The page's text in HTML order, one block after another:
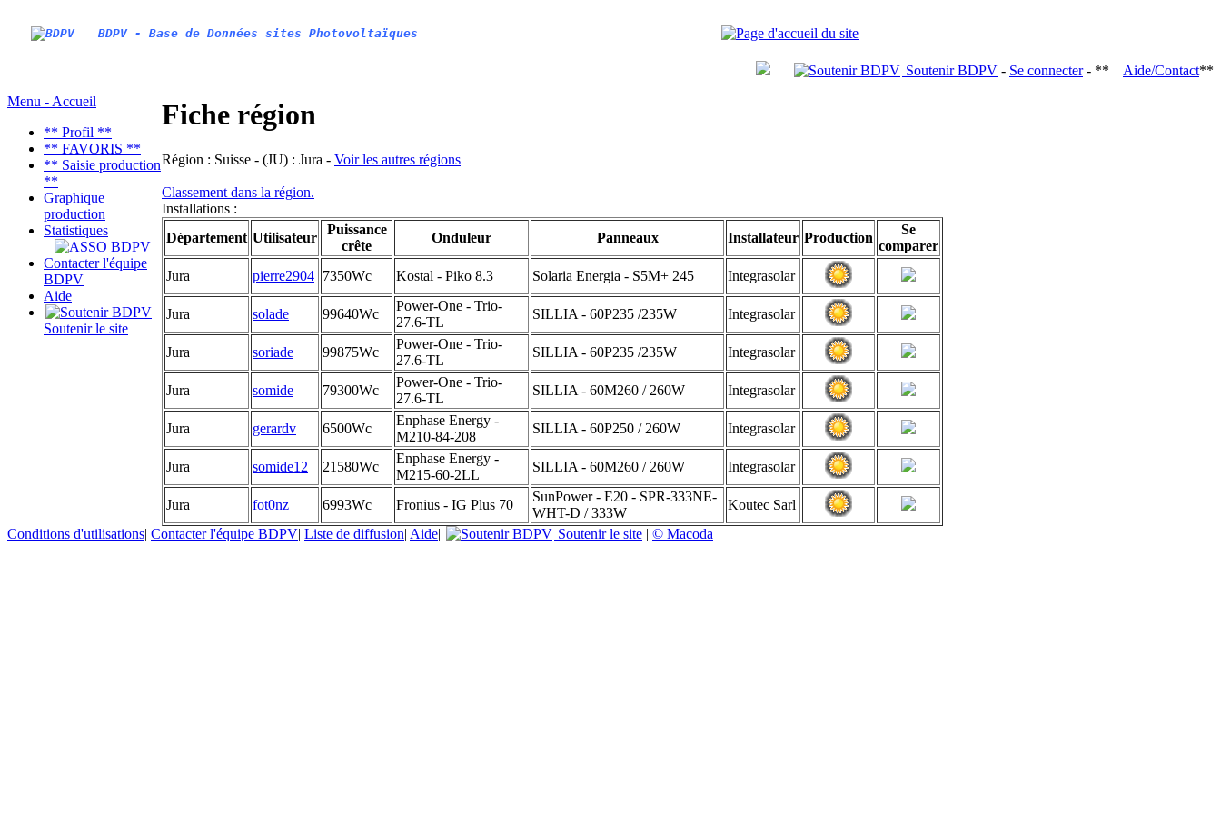
BDPV - Base de Données sites Photovoltaïques
Soutenir BDPV - Se connecter- ** Aide/Contact**
Menu - Accueil
** Profil **
** FAVORIS **
** Saisie production
**
Graphique
production
Statistiques
Contacter l'équipe
BDPV
Aide
Soutenir le site
Fiche région
Région : Suisse - (JU) : Jura - Voir les autres régions
Classement dans la région.
Installations :
Département Utilisateur
Puissance
crête
Onduleur Panneaux Installateur Production
Se
comparer
Jura
pierre2904 7350Wc Kostal - Piko 8.3 Solaria Energia - S5M+ 245 Integrasolar
Jura solade 99640Wc
Power-One - Trio-
27.6-TL
SILLIA - 60P235 /235W Integrasolar
Jura soriade 99875Wc
Power-One - Trio-
27.6-TL
SILLIA - 60P235 /235W Integrasolar
Jura somide 79300Wc
Power-One - Trio-
27.6-TL
SILLIA - 60M260 / 260W Integrasolar
Jura gerardv 6500Wc
Enphase Energy -
M210-84-208
SILLIA - 60P250 / 260W Integrasolar
Jura somide12 21580Wc
Enphase Energy -
M215-60-2LL
SILLIA - 60M260 / 260W Integrasolar
Jura fot0nz 6993Wc Fronius - IG Plus 70
SunPower - E20 - SPR-333NE-
WHT-D / 333W
Koutec Sarl
Conditions d'utilisations| Contacter l'équipe BDPV| Liste de diffusion| Aide| Soutenir le site | © Macoda